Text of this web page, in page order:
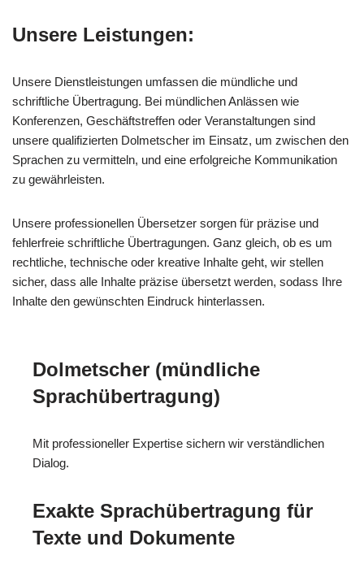
Unsere Leistungen:
Unsere Dienstleistungen umfassen die mündliche und
schriftliche Übertragung. Bei mündlichen Anlässen wie
Konferenzen, Geschäftstreffen oder Veranstaltungen sind
unsere qualifizierten Dolmetscher im Einsatz, um zwischen den
Sprachen zu vermitteln, und eine erfolgreiche Kommunikation
zu gewährleisten.
Unsere professionellen Übersetzer sorgen für präzise und
fehlerfreie schriftliche Übertragungen. Ganz gleich, ob es um
rechtliche, technische oder kreative Inhalte geht, wir stellen
sicher, dass alle Inhalte präzise übersetzt werden, sodass Ihre
Inhalte den gewünschten Eindruck hinterlassen.
Dolmetscher (mündliche
Sprachübertragung)
Mit professioneller Expertise sichern wir verständlichen
Dialog.
Exakte Sprachübertragung für
Texte und Dokumente